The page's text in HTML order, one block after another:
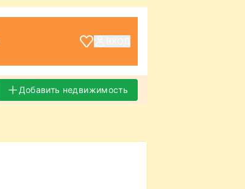
Добавить недвижимость